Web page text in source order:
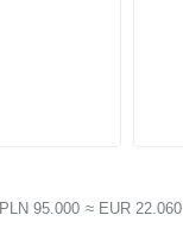
PLN 95.000 ≈ EUR 22.060